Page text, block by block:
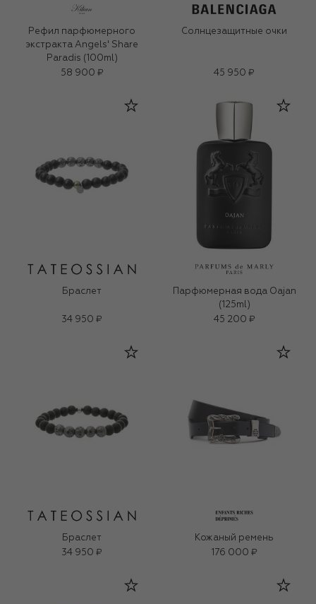
Рефил парфюмерного
экстракта Angels' Share
Paradis (100ml)
58 900 ₽
Солнцезащитные очки
45 950 ₽
Браслет
34 950 ₽
Парфюмерная вода Oajan
(125ml)
45 200 ₽
Браслет
34 950 ₽
Кожаный ремень
176 000 ₽